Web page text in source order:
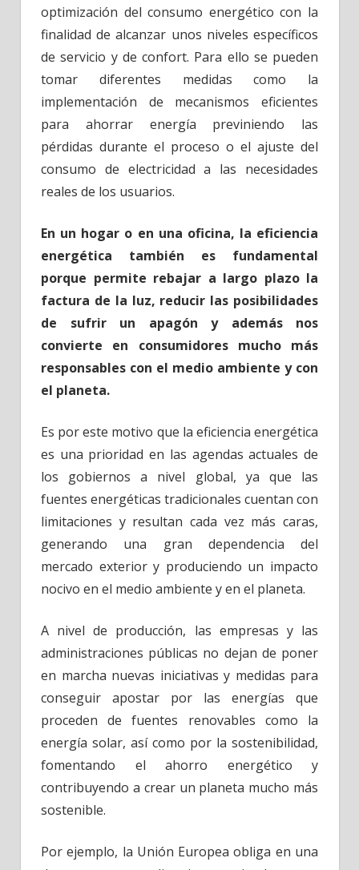
optimización del consumo energético con la
finalidad de alcanzar unos niveles específicos
de servicio y de confort. Para ello se pueden
tomar diferentes medidas como la
implementación de mecanismos eficientes
para ahorrar energía previniendo las
pérdidas durante el proceso o el ajuste del
consumo de electricidad a las necesidades
reales de los usuarios.
En un hogar o en una oficina, la eficiencia
energética también es fundamental
porque permite rebajar a largo plazo la
factura de la luz, reducir las posibilidades
de sufrir un apagón y además nos
convierte en consumidores mucho más
responsables con el medio ambiente y con
el planeta.
Es por este motivo que la eficiencia energética
es una prioridad en las agendas actuales de
los gobiernos a nivel global, ya que las
fuentes energéticas tradicionales cuentan con
limitaciones y resultan cada vez más caras,
generando una gran dependencia del
mercado exterior y produciendo un impacto
nocivo en el medio ambiente y en el planeta.
A nivel de producción, las empresas y las
administraciones públicas no dejan de poner
en marcha nuevas iniciativas y medidas para
conseguir apostar por las energías que
proceden de fuentes renovables como la
energía solar, así como por la sostenibilidad,
fomentando el ahorro energético y
contribuyendo a crear un planeta mucho más
sostenible.
Por ejemplo, la Unión Europea obliga en una